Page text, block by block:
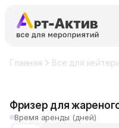
Главная Все для
Фризер для
Время аренды (дней)